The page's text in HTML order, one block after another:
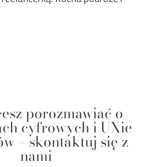
porozmawiać o
cyfrowych i UXie
– skontaktuj się z
nami